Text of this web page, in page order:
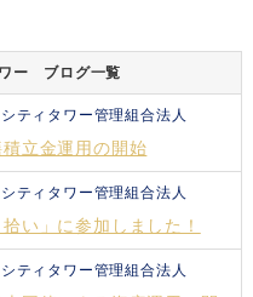
ー ブログ一覧
ティタワー管理組合法人
立金運用の開始
ティタワー管理組合法人
い」に参加しました！
ティタワー管理組合法人